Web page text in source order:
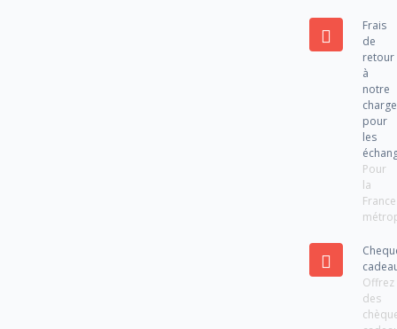
Frais
de
retour
à
notre
charge
pour
les
Pour
la
France
Offrez
des